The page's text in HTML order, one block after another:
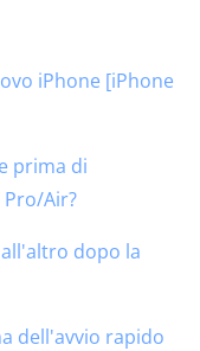
iPhone [iPhone
prima di
Air?
dopo la
dell'avvio rapido